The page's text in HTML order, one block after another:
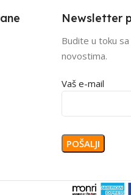
Newsletter
Budite u toku
novostima.
Vaš e-mail